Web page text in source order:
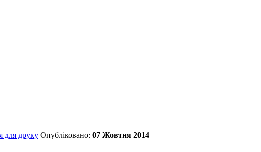
для друку Опубліковано: 07 Жовтня 2014